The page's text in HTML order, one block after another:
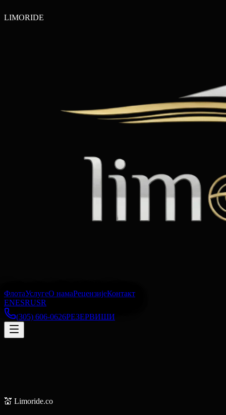
LIMORIDE
ФлотаУслугеО намаРецензијеКонтакт
ENESRUSR
(305) 606-0626РЕЗЕРВИШИ
💒 Limoride.co